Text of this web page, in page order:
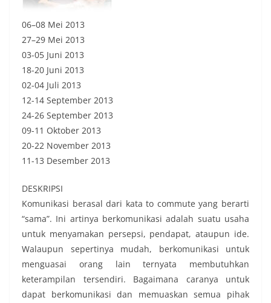
06–08 Mei 2013
27–29 Mei 2013
03-05 Juni 2013
18-20 Juni 2013
02-04 Juli 2013
12-14 September 2013
24-26 September 2013
09-11 Oktober 2013
20-22 November 2013
11-13 Desember 2013
DESKRIPSI
Komunikasi berasal dari kata to commute yang berarti
“sama”. Ini artinya berkomunikasi adalah suatu usaha
untuk menyamakan persepsi, pendapat, ataupun ide.
Walaupun sepertinya mudah, berkomunikasi untuk
menguasai orang lain ternyata membutuhkan
keterampilan tersendiri. Bagaimana caranya untuk
dapat berkomunikasi dan memuaskan semua pihak